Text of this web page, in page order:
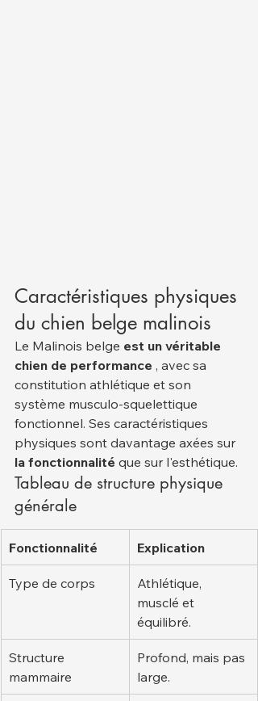
Caractéristiques physiques
du chien belge malinois
Le Malinois belge est un véritable
chien de performance , avec sa
constitution athlétique et son
système musculo-squelettique
fonctionnel. Ses caractéristiques
physiques sont davantage axées sur
la fonctionnalité que sur l'esthétique.
Tableau de structure physique
générale
Fonctionnalité Explication
Type de corps
Athlétique,
musclé et
équilibré.
Structure
mammaire
Profond, mais pas
large.